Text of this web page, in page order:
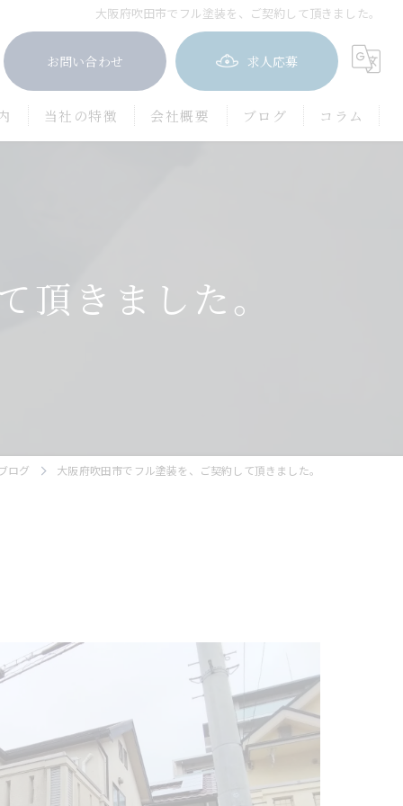
大阪府吹田市でフル塗装を、ご契約して頂きました。
お問い合わせ 求人応募
当社の特徴
豊中市の外壁塗装
会社概要 ブログ コラム
頂きました。
ログ 大阪府吹田市でフル塗装を、ご契約して頂きました。